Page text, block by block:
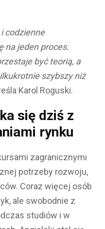
codzienne
na jeden proces.
być teorią, a
szybszy niż
Karol Roguski.
się dziś z
rynku
zagranicznymi
potrzeby rozwoju,
Coraz więcej osób
ale swobodnie z
studiów i w